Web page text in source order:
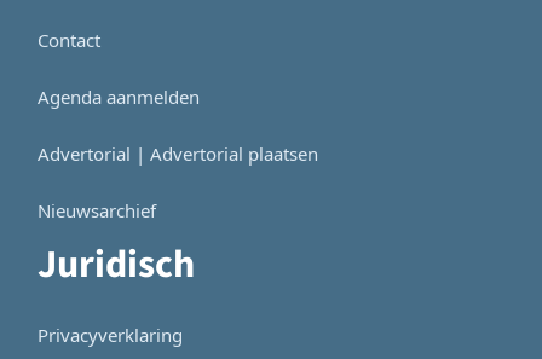
Contact
Agenda aanmelden
Advertorial | Advertorial plaatsen
Nieuwsarchief
Juridisch
Privacyverklaring